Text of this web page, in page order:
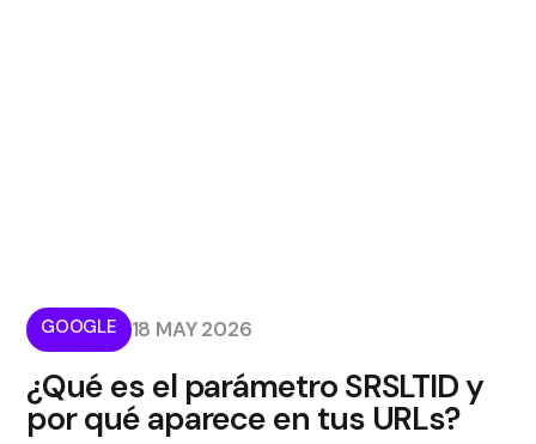
GOOGLE 18 MAY 2026
¿Qué es el parámetro SRSLTID y
por qué aparece en tus URLs?